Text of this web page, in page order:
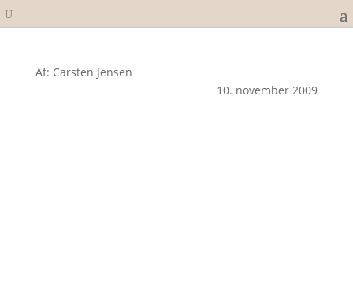
Af: Carsten Jensen
10. november 2009